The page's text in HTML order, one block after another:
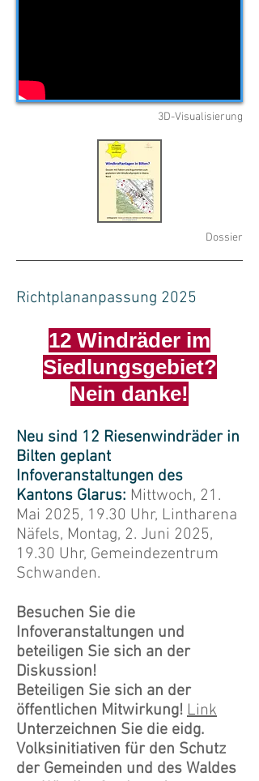
3D-Visualisierung
Dossier
Richtplananpassung 2025
12 Windräder im
Siedlungsgebiet?
Nein danke!
Neu sind 12 Riesenwindräder in
Bilten geplant​
Infoveranstaltungen des
Kantons Glarus: Mittwoch, 21.
Mai 2025, 19.30 Uhr, Lintharena
Näfels, Montag, 2. Juni 2025,
19.30 Uhr, Gemeindezentrum
Schwanden.
Besuchen Sie die
Infoveranstaltungen und
beteiligen Sie sich an der
Diskussion!
Beteiligen Sie sich an der
öffentlichen Mitwirkung! Link
Unterzeichnen Sie die eidg.
Volksinitiativen für den Schutz
der Gemeinden und des Waldes